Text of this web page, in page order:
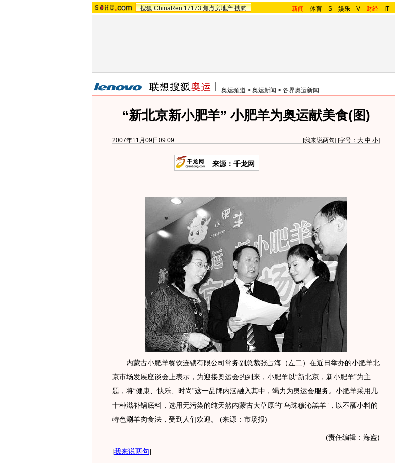
搜狐 ChinaRen 17173 焦点房地产 搜狗 新闻 - 体育 - S - 娱乐 - V - 财经 - IT -
奥运频道 > 奥运新闻 > 各界奥运新闻
“新北京新小肥羊” 小肥羊为奥运献美食(图)
2007年11月09日09:09 [我来说两句] [字号： 大 中 小]
来源：千龙网
内蒙古小肥羊餐饮连锁有限公司常务副总裁张占海（左二）在近日举办的小肥羊北
京市场发展座谈会上表示，为迎接奥运会的到来，小肥羊以“新北京，新小肥羊”为主
题，将“健康、快乐、时尚”这一品牌内涵融入其中，竭力为奥运会服务。小肥羊采用几
十种滋补锅底料，选用无污染的纯天然内蒙古大草原的“乌珠穆沁羔羊”，以不蘸小料的
特色涮羊肉食法，受到人们欢迎。 (来源：市场报)
(责任编辑：海盗)
[我来说两句]